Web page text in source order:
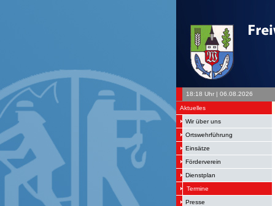
18:18 Uhr | 06.08.2026
Aktuelles
Wir über uns
Ortswehrführung
Einsätze
Förderverein
Dienstplan
Termine
Presse